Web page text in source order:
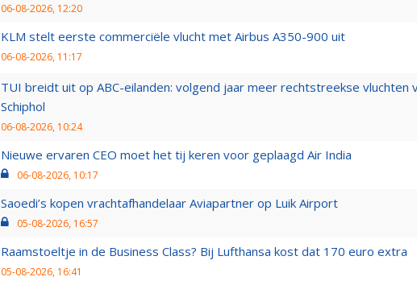
06-08-2026, 12:20
KLM stelt eerste commerciële vlucht met Airbus A350-900 uit
06-08-2026, 11:17
TUI breidt uit op ABC-eilanden: volgend jaar meer rechtstreekse vluchten
Schiphol
06-08-2026, 10:24
Nieuwe ervaren CEO moet het tij keren voor geplaagd Air India
06-08-2026, 10:17
Saoedi’s kopen vrachtafhandelaar Aviapartner op Luik Airport
05-08-2026, 16:57
Raamstoeltje in de Business Class? Bij Lufthansa kost dat 170 euro extra
05-08-2026, 16:41